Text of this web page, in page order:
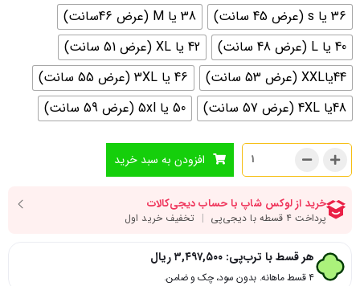
36 یا s (عرض 45 سانت)
38 یا M (عرض 46سانت)
40 یا L (عرض 48 سانت)
42 یا XL (عرض 51 سانت)
44یاXXL (عرض 53 سانت)
46 یا 3XL (عرض 55 سانت)
48یا 4XL (عرض 57 سانت)
50 یا 5xl (عرض 59 سانت)
افزودن به سبد خرید
هر قسط با ترب‌پی: ۳,۴۹۷,۵۰۰ریال
۴ قسط ماهانه. بدون سود، چک و ضامن.